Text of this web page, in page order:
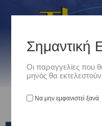
Σημαντική
Οι παραγγελίες που
μηνός θα
Να μην εμφανιστεί ξανά